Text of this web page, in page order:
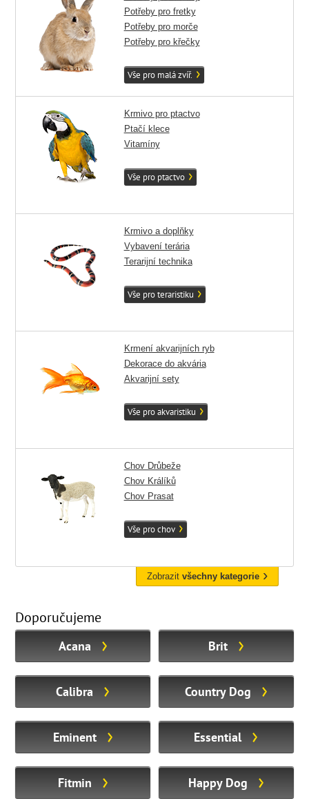
Potřeby pro fretky
Potřeby pro morče
Potřeby pro křečky
Vše pro malá zvíř.
Krmivo pro ptactvo
Ptačí klece
Vitamíny
Vše pro ptactvo
Krmivo a doplňky
Vybavení terária
Terarijní technika
Vše pro teraristiku
Krmení akvarijních ryb
Dekorace do akvária
Akvarijní sety
Vše pro akvaristiku
Chov Drůbeže
Chov Králíků
Chov Prasat
Vše pro chov
Zobrazit všechny kategorie
Doporučujeme
Acana Brit
Calibra Country Dog
Eminent Essential
Fitmin Happy Dog